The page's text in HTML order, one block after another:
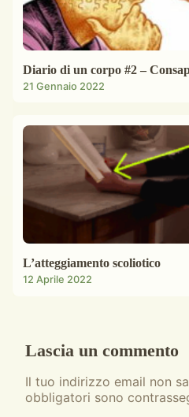
Diario di un corpo #2 –
21 Gennaio 2022
L’atteggiamento scoliotico
12 Aprile 2022
Lascia un commento
Il tuo indirizzo email non
obbligatori sono